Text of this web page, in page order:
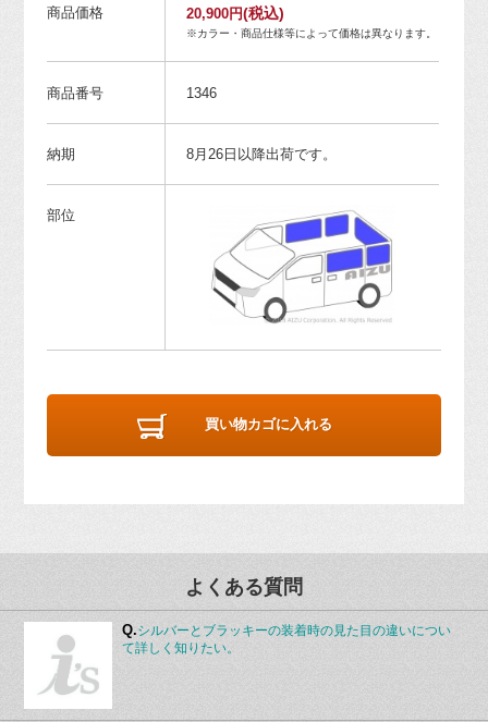
商品価格 20,900円(税込)
※カラー・商品仕様等によって価格は異なります。
商品番号 1346
納期 8月26日以降出荷です。
部位
買い物カゴに入れる
よくある質問
Q.シルバーとブラッキーの装着時の見た目の違いについ
て詳しく知りたい。